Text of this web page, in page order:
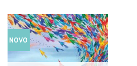
NOVO